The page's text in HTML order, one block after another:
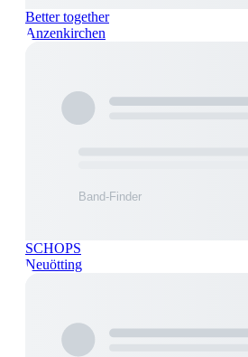
Better together
Anzenkirchen
SCHOPS
Neuötting